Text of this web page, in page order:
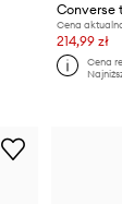
Converse
Cena
214,99 zł
Cena